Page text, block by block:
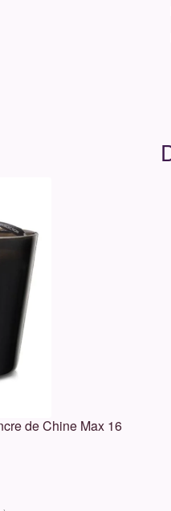
de Chine Max 16